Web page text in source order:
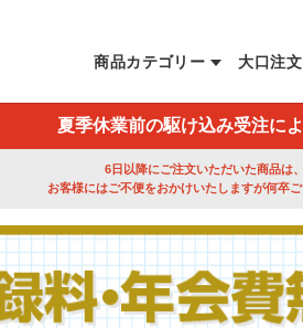
夏季休業前の駆け込み受注に
6日以降にご注文いただいた商品は
お客様にはご不便をおかけいたしますが何卒
商品カテゴリー 大口注文